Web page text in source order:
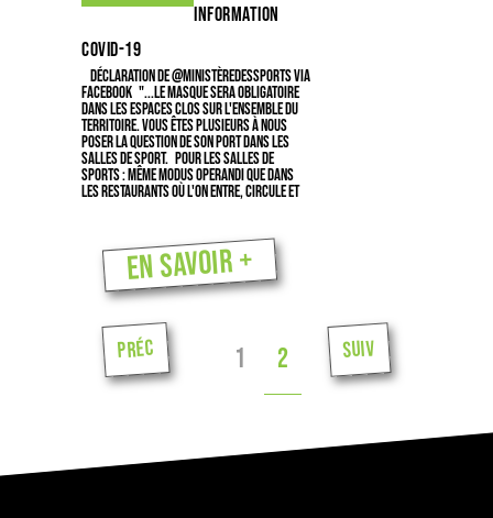
Information
COVID-19
Déclaration de @ministèredessports via
Facebook "...le masque sera obligatoire
dans les espaces clos sur l'ensemble du
territoire. Vous êtes plusieurs à nous
poser la question de son port dans les
salles de sport. Pour les salles de
sports : même modus operandi que dans
les restaurants où l'on entre, circule et
En savoir +
Préc 1 2 Suiv